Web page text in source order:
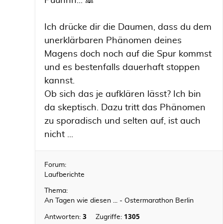
Ich drücke dir die Daumen, dass du dem
unerklärbaren Phänomen deines
Magens doch noch auf die Spur kommst
und es bestenfalls dauerhaft stoppen
kannst.
Ob sich das je aufklären lässt? Ich bin
da skeptisch. Dazu tritt das Phänomen
zu sporadisch und selten auf, ist auch
nicht ...
Forum:
Laufberichte
Thema:
An Tagen wie diesen ... - Ostermarathon Berlin
Antworten: 3 Zugriffe: 1305